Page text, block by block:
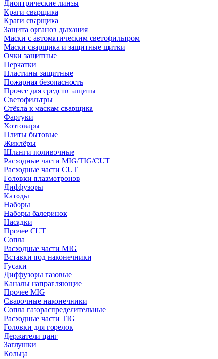
Диоптрические линзы
Краги сварщика
Краги сварщика
Защита органов дыхания
Маски с автоматическим светофильтром
Маски сварщика и защитные щитки
Очки защитные
Перчатки
Пластины защитные
Пожарная безопасность
Прочее для средств защиты
Светофильтры
Стёкла к маскам сварщика
Фартуки
Хозтовары
Плиты бытовые
Жиклёры
Шланги поливочные
Расходные части MIG/TIG/CUT
Расходные части CUT
Головки плазмотронов
Диффузоры
Катоды
Наборы
Наборы балеринок
Насадки
Прочее CUT
Сопла
Расходные части MIG
Вставки под наконечники
Гусаки
Диффузоры газовые
Каналы направляющие
Прочее MIG
Сварочные наконечники
Сопла газораспределительные
Расходные части TIG
Головки для горелок
Держатели цанг
Заглушки
Кольца